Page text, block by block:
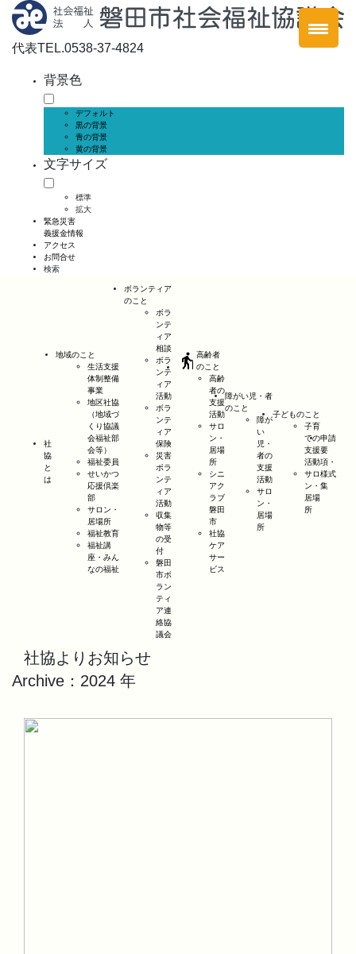
代表TEL.0538-37-4824
背景色
デフォルト
黒の背景
青の背景
黄の背景
文字サイズ
標準
拡大
緊急災害
義援金情報
アクセス
お問合せ
検索
社
協
と
は
地域のこと
生活支援
体制整備
事業
地区社協
（地域づ
くり協議
会福祉部
会等）
福祉委員
せいかつ
応援倶楽
部
サロン・
居場所
福祉教育
福祉講
座・みん
なの福祉
ボランティア
のこと
ボラ
ンテ
ィア
相談
ボラ
ンテ
ィア
活動
ボラ
ンテ
ィア
保険
災害
ボラ
ンテ
ィア
活動
収集
物等
の受
付
磐田
市ボ
ラン
ティ
ア連
絡協
議会
elderly高齢者
のこと
高齢
者の
支援
活動
サロ
ン・
居場
所
シニ
アク
ラブ
磐田
市
社協
ケア
サー
ビス
障がい児・者
のこと
障が
い
児・
者の
支援
活動
サロ
ン・
居場
所
子どものこと
子育
ての
支援
活動
サロ
ン・
居場
所
申請
要
項・
様式
集
社協よりお知らせ
Archive：2024 年